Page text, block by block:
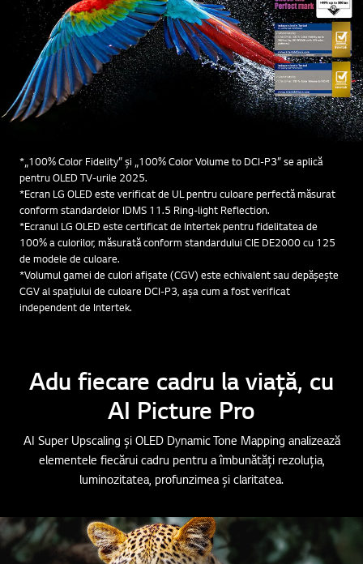
*„100% Color Fidelity” și „100% Color Volume to DCI-P3” se aplică
pentru OLED TV-urile 2025.
*Ecran LG OLED este verificat de UL pentru culoare perfectă măsurat
conform standardelor IDMS 11.5 Ring-light Reflection.
*Ecranul LG OLED este certificat de Intertek pentru fidelitatea de
100% a culorilor, măsurată conform standardului CIE DE2000 cu 125
de modele de culoare.
*Volumul gamei de culori afișate (CGV) este echivalent sau depășește
CGV al spațiului de culoare DCI-P3, așa cum a fost verificat
independent de Intertek.
Adu fiecare cadru la viață, cu
AI Picture Pro
AI Super Upscaling și OLED Dynamic Tone Mapping analizează
elementele fiecărui cadru pentru a îmbunătăți rezoluția,
luminozitatea, profunzimea și claritatea.